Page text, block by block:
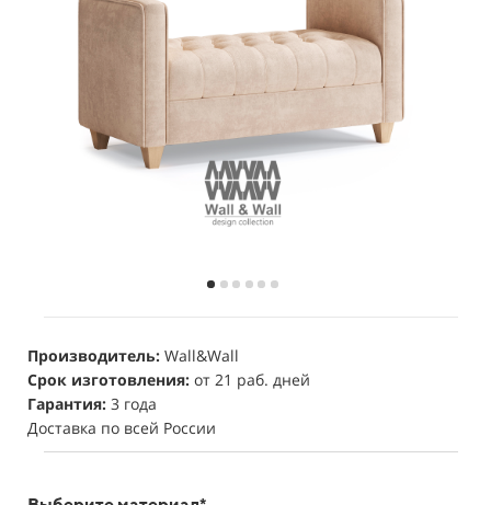
Производитель: Wall&Wall
Срок изготовления: от 21 раб. дней
Гарантия: 3 года
Доставка по всей России